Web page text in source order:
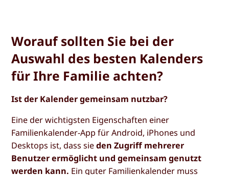
Worauf sollten Sie bei der
Auswahl des besten Kalenders
für Ihre Familie achten?
Ist der Kalender gemeinsam nutzbar?
Eine der wichtigsten Eigenschaften einer
Familienkalender-App für Android, iPhones und
Desktops ist, dass sieden Zugriff mehrerer
Benutzer ermöglicht und gemeinsam genutzt
werden kann. Ein guter Familienkalender muss